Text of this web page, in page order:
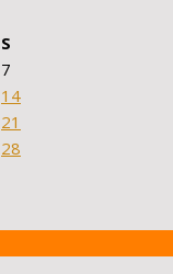
S
7
14
21
28